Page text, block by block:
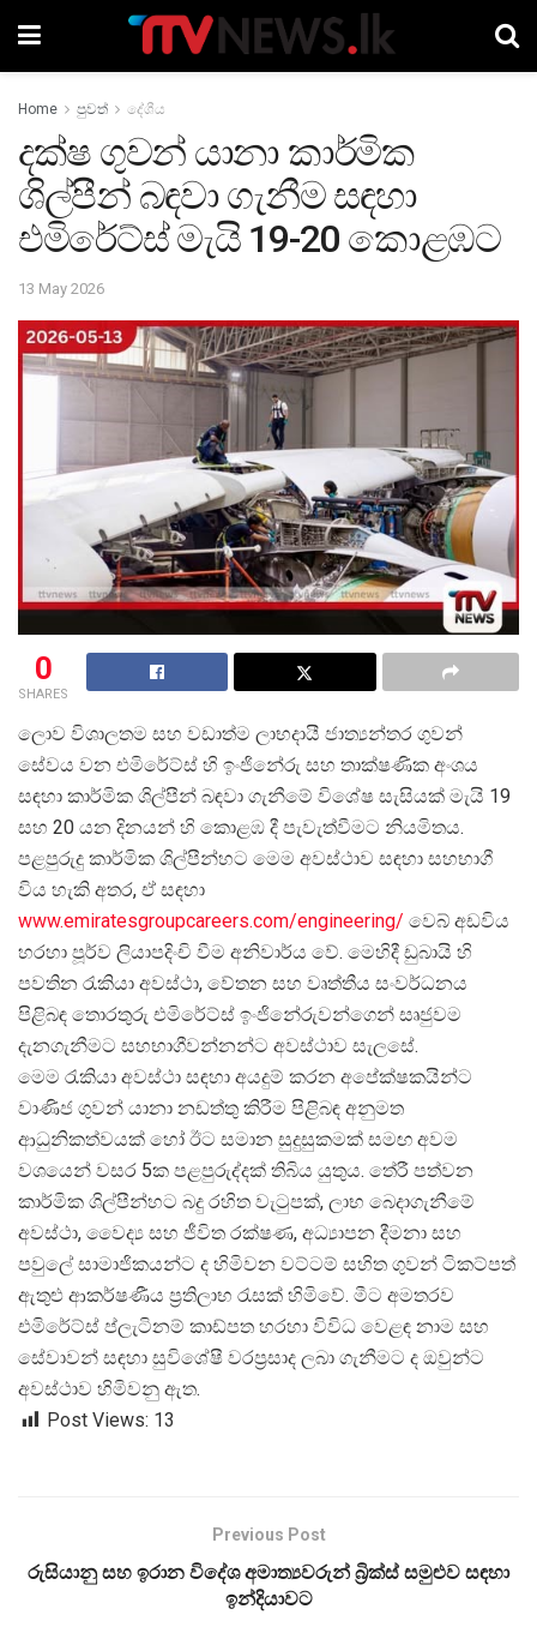
Home පුවත් දේශීය
දක්ෂ ගුවන් යානා කාර්මික
ශිල්පීන් බඳවා ගැනීම සඳහා
එමිරේට්ස් මැයි 19-20 කොළඹට
13 May 2026
0
SHARES
ලොව විශාලතම සහ වඩාත්ම ලාභදායී ජාත්යන්තර ගුවන්
සේවය වන එමිරේට්ස් හි ඉංජිනේරු සහ තාක්ෂණික අංශය
සඳහා කාර්මික ශිල්පීන් බඳවා ගැනීමේ විශේෂ සැසියක් මැයි 19
සහ 20 යන දිනයන් හි කොළඹ දී පැවැත්වීමට නියමිතය.
පළපුරුදු කාර්මික ශිල්පීන්හට මෙම අවස්ථාව සඳහා සහභාගී
විය හැකි අතර, ඒ සඳහා
www.emiratesgroupcareers.com/engineering/ වෙබ් අඩවිය
හරහා පූර්ව ලියාපදිංචි වීම අනිවාර්ය වේ. මෙහිදී ඩුබායි හි
පවතින රැකියා අවස්ථා, වේතන සහ වෘත්තීය සංවර්ධනය
පිළිබඳ තොරතුරු එමිරේට්ස් ඉංජිනේරුවන්ගෙන් සෘජුවම
දැනගැනීමට සහභාගීවන්නන්ට අවස්ථාව සැලසේ.
මෙම රැකියා අවස්ථා සඳහා අයදුම් කරන අපේක්ෂකයින්ට
වාණිජ ගුවන් යානා නඩත්තු කිරීම පිළිබඳ අනුමත
ආධුනිකත්වයක් හෝ ඊට සමාන සුදුසුකමක් සමඟ අවම
වශයෙන් වසර 5ක පළපුරුද්දක් තිබිය යුතුය. තේරී පත්වන
කාර්මික ශිල්පීන්හට බදු රහිත වැටුපක්, ලාභ බෙදාගැනීමේ
අවස්ථා, වෛද් ය සහ ජීවිත රක්ෂණ, අධ්යාපන දීමනා සහ
පවුලේ සාමාජිකයන්ට ද හිමිවන වට්ටම් සහිත ගුවන් ටිකට්පත්
ඇතුළු ආකර්ෂණීය ප්රතිලාභ රැසක් හිමිවේ. මීට අමතරව
එමිරේට්ස් ප්ලැටිනම් කාඩ්පත හරහා විවිධ වෙළඳ නාම සහ
සේවාවන් සඳහා සුවිශේෂී වරප්රසාද ලබා ගැනීමට ද ඔවුන්ට
අවස්ථාව හිමිවනු ඇත.
Post Views: 13
Previous Post
රුසියානු සහ ඉරාන විදේශ අමාත්‍යවරුන් බ්‍රික්ස් සමුළුව සඳහා
ඉන්දියාවට